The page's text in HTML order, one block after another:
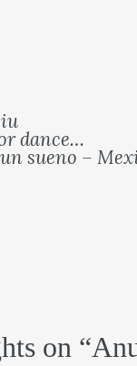
dance…
sueno –
on “